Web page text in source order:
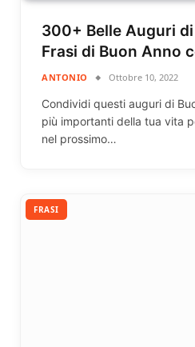
300+ Belle Auguri
Frasi di Buon Anno
ANTONIO Ottobre 10, 2022
Condividi questi auguri di
più importanti della tua vita
nel prossimo…
FRASI